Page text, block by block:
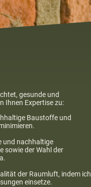
gesunde und
Ihnen Expertise zu:
Baustoffe und
zu minimieren.
und nachhaltige
sowie der Wahl der
Raumklima.
der Raumluft, indem ich
Lösungen einsetze.